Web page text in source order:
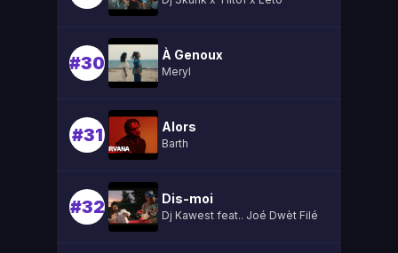
#30 À Genoux
Meryl
#31 Alors
Barth
#32 Dis-moi
Dj Kawest feat.. Joé Dwèt Filé